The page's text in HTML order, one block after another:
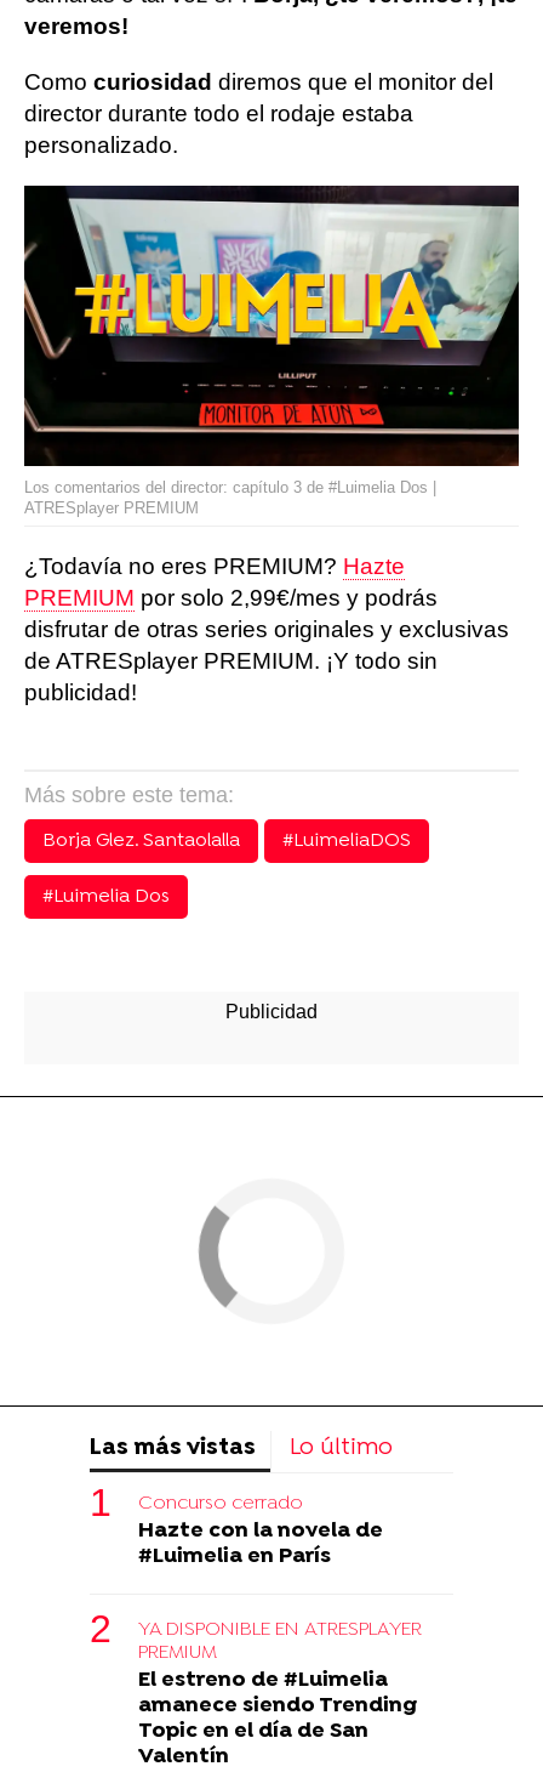
veremos!
Como curiosidad diremos que el monitor del
director durante todo el rodaje estaba
personalizado.
Los comentarios del director: capítulo 3 de #Luimelia Dos |
ATRESplayer PREMIUM
¿Todavía no eres PREMIUM? Hazte
PREMIUM por solo 2,99€/mes y podrás
disfrutar de otras series originales y exclusivas
de ATRESplayer PREMIUM. ¡Y todo sin
publicidad!
Más sobre este tema:
Borja Glez. Santaolalla
#LuimeliaDOS
#Luimelia Dos
Las más vistas Lo último
Concurso cerrado
Hazte con la novela de
#Luimelia en París
YA DISPONIBLE EN ATRESPLAYER
PREMIUM
El estreno de #Luimelia
amanece siendo Trending
Topic en el día de San
Valentín